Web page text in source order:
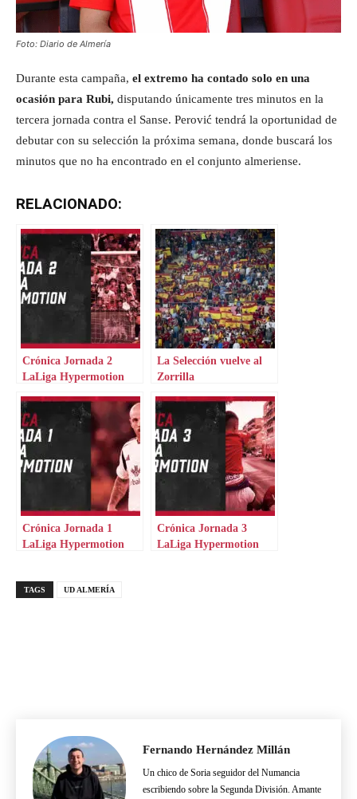
Foto: Diario de Almería
Durante esta campaña, el extremo ha contado solo en una
ocasión para Rubi, disputando únicamente tres minutos en la
tercera jornada contra el Sanse. Perović tendrá la oportunidad de
debutar con su selección la próxima semana, donde buscará los
minutos que no ha encontrado en el conjunto almeriense.
RELACIONADO:
Crónica Jornada 2
LaLiga Hypermotion
La Selección vuelve al
Zorrilla
Crónica Jornada 1
LaLiga Hypermotion
Crónica Jornada 3
LaLiga Hypermotion
TAGS UD ALMERÍA
Fernando Hernández Millán
Un chico de Soria seguidor del Numancia
escribiendo sobre la Segunda División. Amante